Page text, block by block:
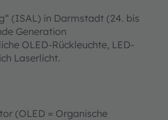
(ISAL) in Darmstadt (24. bis
Generation
OLED-Rückleuchte, LED-
Laserlicht.
(OLED = Organische